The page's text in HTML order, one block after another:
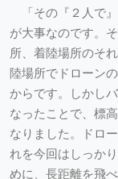
「その『２人で
が大事なのです。
所、着陸場所のそ
陸場所でドローン
からです。しかし
なったことで、標
なりました。ドロ
れを今回はしっか
めに、長距離を飛